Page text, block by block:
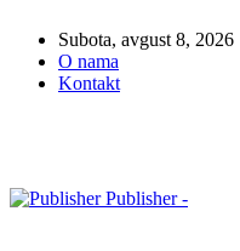
Subota, avgust 8, 2026
O nama
Kontakt
Publisher -